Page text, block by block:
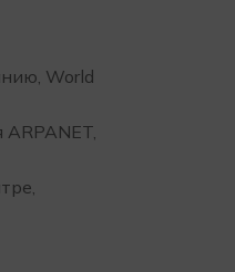
World